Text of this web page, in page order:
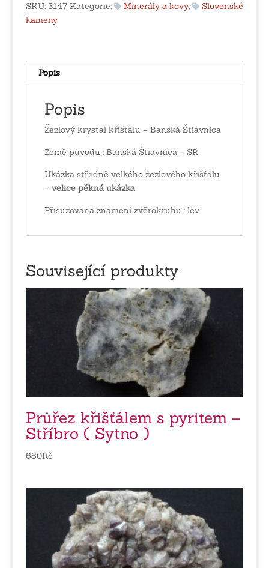
SKU: 3147 Kategorie: Minerály a kovy,
Slovenské
kameny
Popis
Popis
Žezlový krystal křišťálu – Banská Štiavnica
Země původu : Banská Štiavnica – SR
Ukázka středně velkého žezlového křišťálu
– velice pěkná ukázka
Přisuzovaná znamení zvěrokruhu : lev
Související produkty
Průřez křišťálem s pyritem –
Stříbro ( Sytno )
680Kč